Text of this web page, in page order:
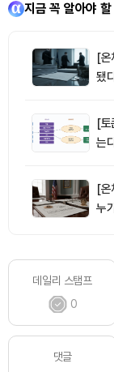
지금 꼭 알아야
[
됐
[
는
[
누
데일리 스탬프
0
댓글